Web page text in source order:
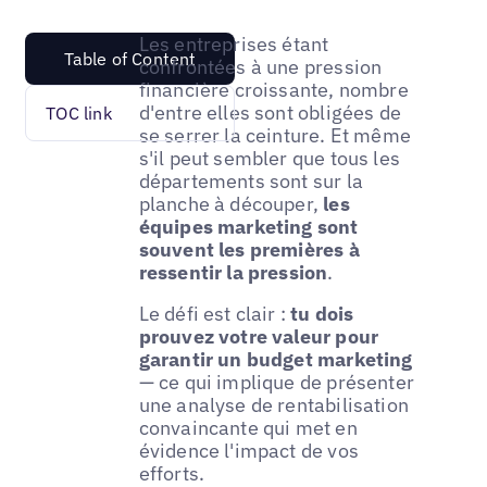
Table of Content
TOC link
Les entreprises étant
confrontées à une pression
financière croissante, nombre
d'entre elles sont obligées de
se serrer la ceinture. Et même
s'il peut sembler que tous les
départements sont sur la
planche à découper, les
équipes marketing sont
souvent les premières à
ressentir la pression.
Le défi est clair :tu dois
prouvez votre valeur pour
garantir un budget marketing
— ce qui implique de présenter
une analyse de rentabilisation
convaincante qui met en
évidence l'impact de vos
efforts.